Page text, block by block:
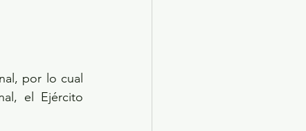
por lo cual
el Ejército